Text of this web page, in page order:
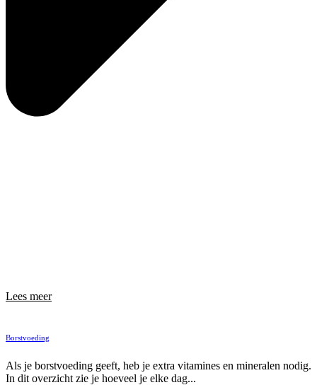
Lees meer
Borstvoeding
Als je borstvoeding geeft, heb je extra vitamines en mineralen nodig.
In dit overzicht zie je hoeveel je elke dag...